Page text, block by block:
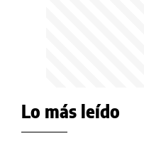
Lo más leído